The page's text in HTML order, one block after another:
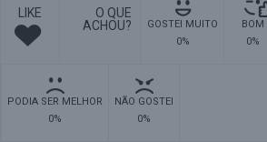
LIKE
O QUE
ACHOU?
GOSTEI MUITO
0%
BOM
0%
PODIA SER MELHOR
0%
NÃO GOSTEI
0%